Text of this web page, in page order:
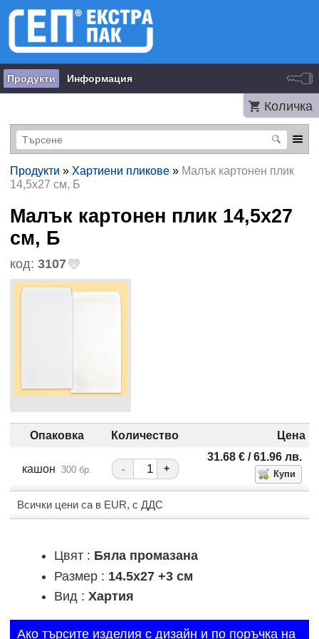
Продукти Информация
Количка
Продукти » Хартиени пликове» Малък картонен плик
14,5х27 см, Б
Малък картонен плик 14,5х27
см, Б
код: 3107
Опаковка Количество Цена
кашон 300 бр. - +
31.68 €/ 61.96 лв.
Всички цени са в EUR, с ДДС
Цвят : Бяла промазана
Размер : 14.5x27 +3 см
Вид : Хартия
Ако търсите изделия с дизайн и по поръчка на